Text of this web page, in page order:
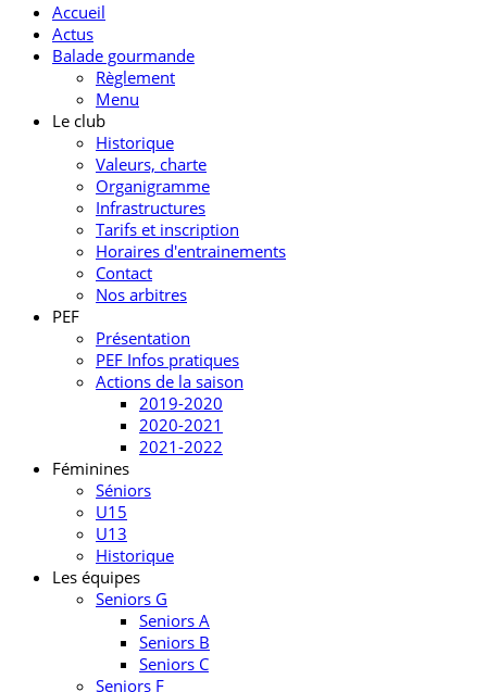
Accueil
Actus
Balade gourmande
Règlement
Menu
Le club
Historique
Valeurs, charte
Organigramme
Infrastructures
Tarifs et inscription
Horaires d'entrainements
Contact
Nos arbitres
PEF
Présentation
PEF Infos pratiques
Actions de la saison
2019-2020
2020-2021
2021-2022
Féminines
Séniors
U15
U13
Historique
Les équipes
Seniors G
Seniors A
Seniors B
Seniors C
Seniors F